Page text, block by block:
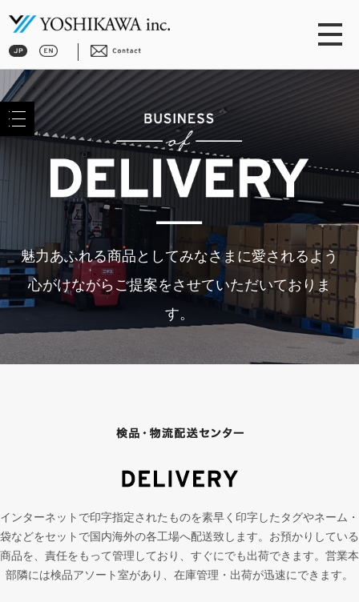
魅力あふれる商品としてみなさまに愛されるよう
心がけながら ご提案をさせていただいておりま
す。
インターネットで印字指定されたものを素早く印字したタグやネーム・
袋などをセットで国内海外の各工場へ配送致します。 お預かりしている
商品を、責任をもって管理しており、すぐにでも出荷できます。 営業本
部隣には検品アソート室があり、在庫管理・出荷が迅速にできます。